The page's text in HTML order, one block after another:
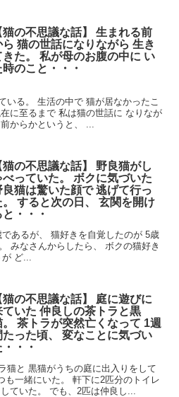
猫の不思議な話】 生まれる前
ら 猫の世話になりながら 生き
きた。 私が母のお腹の中に い
時のこと・・・
いる。 生活の中で 猫が居なかったこ
に至るまで 私は猫の世話に なりなが
からかというと、 ...
猫の不思議な話】 野良猫がし
べっていた。 ボクに気づいた
良猫は驚いた顔で 逃げて行っ
。 すると次の日、 玄関を開け
と・・・
あるが、 猫好きを自覚したのが 5歳
みなさんからしたら、 ボクの猫好き
が ど...
猫の不思議な話】 庭に遊びに
ていた 仲良しの茶トラと黒
。 茶トラが突然亡くなって 1週
たった頃、 変なことに気づい
・・・
猫と 黒猫がうちの庭に出入りをして
も一緒にいた。 軒下に2匹分のトイレ
ていた。 でも、2匹は仲良し...